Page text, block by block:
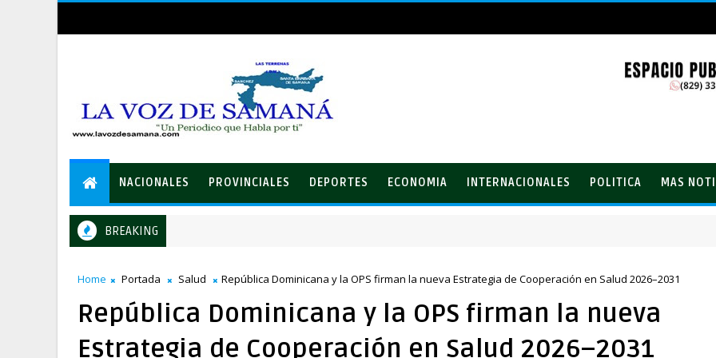
NACIONALES PROVINCIALES DEPORTES ECONOMIA INTERNACIONALES POLITICA MAS
BREAKING
Home Portada Salud República Dominicana y la OPS firman la nueva Estrategia de Cooperación en Salud 2026–2031
República Dominicana y la OPS firman la nueva
Estrategia de Cooperación en Salud 2026–2031